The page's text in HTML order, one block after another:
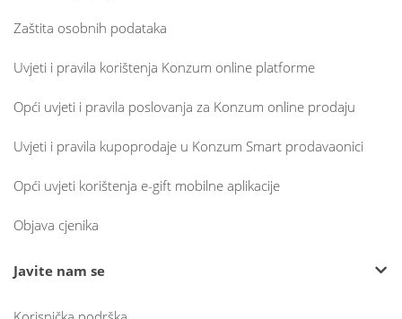
Zaštita osobnih podataka
Uvjeti i pravila korištenja Konzum online platforme
Opći uvjeti i pravila poslovanja za Konzum online prodaju
Uvjeti i pravila kupoprodaje u Konzum Smart prodavaonici
Opći uvjeti korištenja e-gift mobilne aplikacije
Objava cjenika
Javite nam se